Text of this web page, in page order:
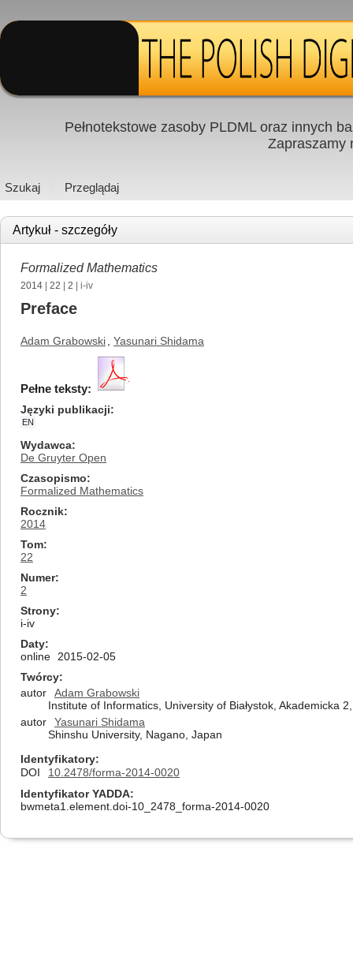
Pełnotekstowe zasoby PLDML oraz innych
Zapraszamy
Szukaj Przeglądaj
Artykuł - szczegóły
Formalized Mathematics
2014 22 2 | i-iv
Preface
Adam Grabowski Yasunari Shidama
Pełne teksty:
Języki publikacji
EN
Wydawca
De Gruyter Open
Czasopismo
Formalized Mathematics
Rocznik
2014
Tom
22
Numer
2
Strony
i-iv
Daty
online
2015-02-05
Twórcy
autor
Adam Grabowski
Institute of Informatics, University of Białystok, Akademicka
autor
Yasunari Shidama
Shinshu University, Nagano, Japan
Identyfikatory
DOI
10.2478/forma-2014-0020
Identyfikator YADDA
bwmeta1.element.doi-10_2478_forma-2014-0020